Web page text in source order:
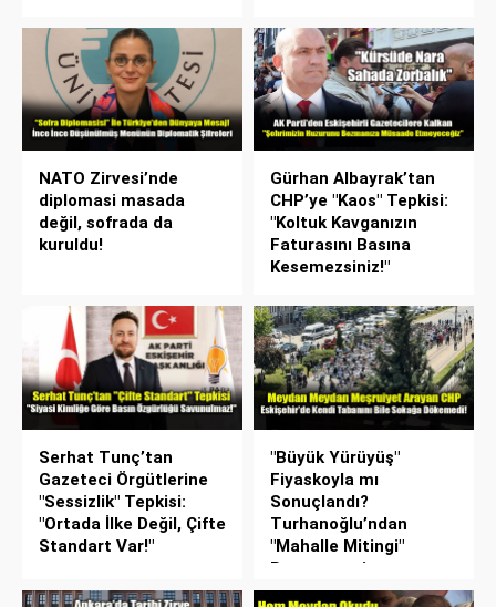
NATO Zirvesi’nde
diplomasi masada
değil, sofrada da
kuruldu!
Gürhan Albayrak’tan
CHP’ye "Kaos" Tepkisi:
"Koltuk Kavganızın
Faturasını Basına
Kesemezsiniz!"
Serhat Tunç’tan
Gazeteci Örgütlerine
"Sessizlik" Tepkisi:
"Ortada İlke Değil, Çifte
Standart Var!"
"Büyük Yürüyüş"
Fiyaskoyla mı
Sonuçlandı?
Turhanoğlu’ndan
"Mahalle Mitingi"
Benzetmesi